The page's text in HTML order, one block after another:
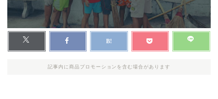
記事内に商品プロモーションを含む場合があります